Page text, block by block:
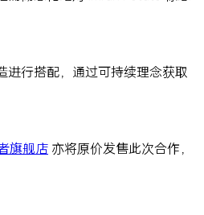
进行搭配，通过可持续理念获取
旗舰店 亦将原价发售此次合作，